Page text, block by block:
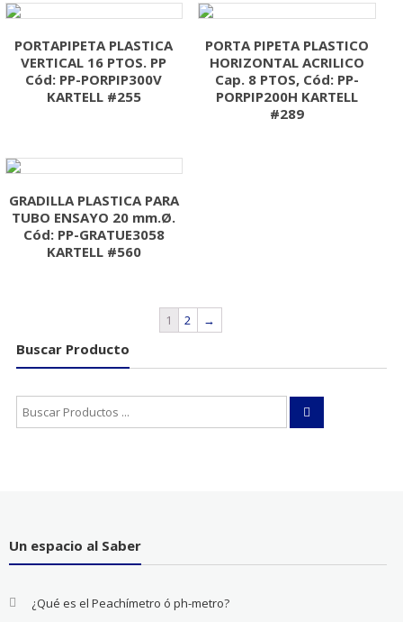
PORTAPIPETA PLASTICA
VERTICAL 16 PTOS. PP
Cód: PP-PORPIP300V
KARTELL #255
PORTA PIPETA PLASTICO
HORIZONTAL ACRILICO
Cap. 8 PTOS, Cód: PP-
PORPIP200H KARTELL
#289
GRADILLA PLASTICA PARA
TUBO ENSAYO 20 mm.Ø.
Cód: PP-GRATUE3058
KARTELL #560
1 2 →
Buscar Producto
Buscar:
Un espacio al Saber
¿Qué es el Peachímetro ó ph-metro?